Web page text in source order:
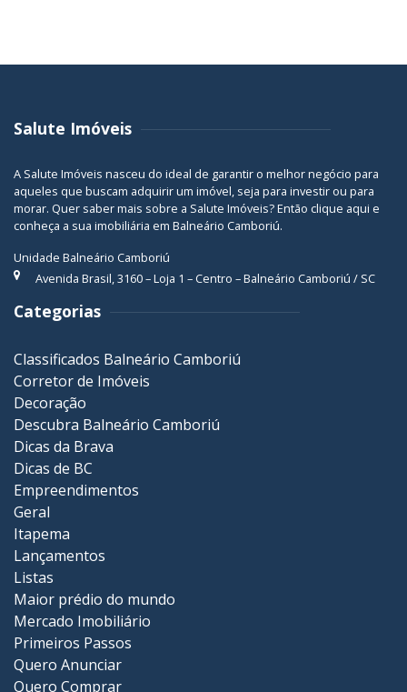
Salute Imóveis
A Salute Imóveis nasceu do ideal de garantir o melhor negócio para
aqueles que buscam adquirir um imóvel, seja para investir ou para
morar. Quer saber mais sobre a Salute Imóveis? Então clique aqui e
conheça a sua imobiliária em Balneário Camboriú.
Unidade Balneário Camboriú
Avenida Brasil, 3160 – Loja 1 – Centro – Balneário Camboriú / SC
Categorias
Classificados Balneário Camboriú
Corretor de Imóveis
Decoração
Descubra Balneário Camboriú
Dicas da Brava
Dicas de BC
Empreendimentos
Geral
Itapema
Lançamentos
Listas
Maior prédio do mundo
Mercado Imobiliário
Primeiros Passos
Quero Anunciar
Quero Comprar